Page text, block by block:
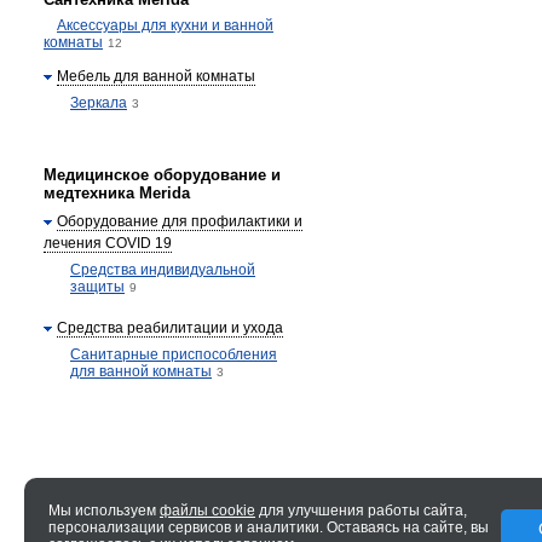
Мы используем файлы cookie для улучшения работы сайта,
персонализации сервисов и аналитики. Оставаясь на сайте, вы
Аксессуары для кухни и ванной
комнаты 12
Мебель для ванной комнаты
Зеркала 3
Медицинское оборудование и
медтехника Merida
Оборудование для профилактики и
лечения COVID 19
Средства индивидуальной
защиты 9
Средства реабилитации и ухода
Санитарные приспособления
для ванной комнаты 3
© 2005—2026 ENTERO